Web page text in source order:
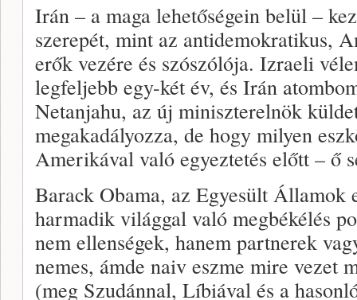
Irán – a maga lehetőségein belül –
szerepét, mint az antidemokratikus,
erők vezére és szószólója. Izraeli
legfeljebb egy-két év, és Irán
Netanjahu, az új miniszterelnök
megakadályozza, de hogy milyen
Amerikával való egyeztetés előtt – ő
Barack Obama, az Egyesült Államok
harmadik világgal való megbékélés
nem ellenségek, hanem partnerek
nemes, ámde naiv eszme mire vezet
(meg Szudánnal, Líbiával és a